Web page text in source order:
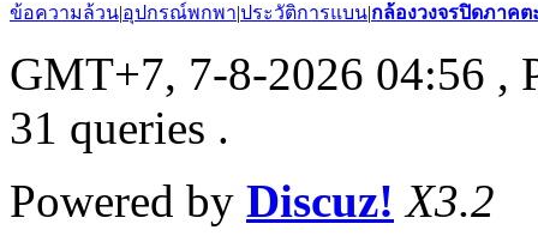
ข้อความล้วน|อุปกรณ์พกพา|ประวัติการแบน|กล้องวงจรปิดภาค
GMT+7, 7-8-2026 04:56 ,
31 queries .
Powered by Discuz! X3.2